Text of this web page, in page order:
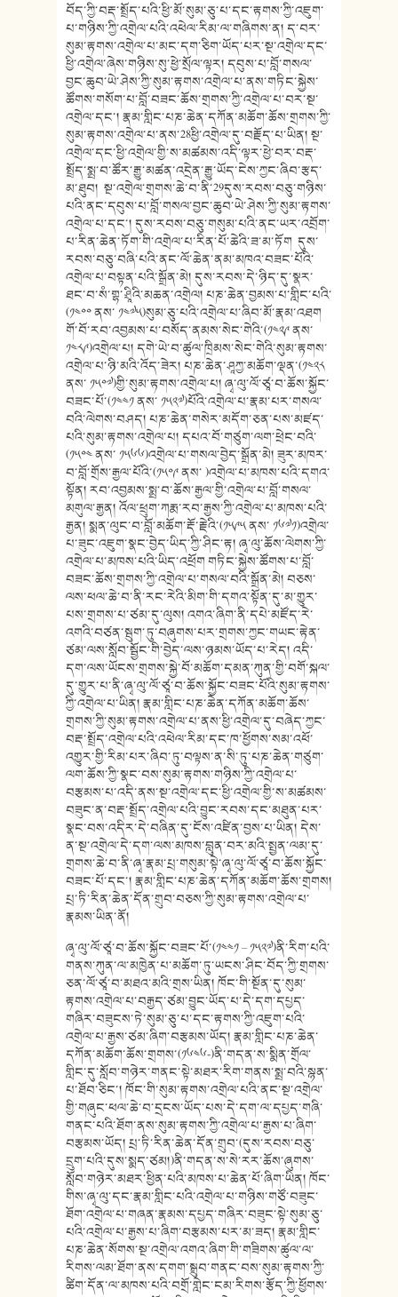
བོད་ཀྱི་བརྡ་སྤྲོད་པའི་ཕྱི་མོ་སུམ་ཅུ་པ་དང་རྟགས་ཀྱི་འཇུག་
པ་གཉིས་ཀྱི་འགྲེལ་པའི་འཕེལ་རིམ་ལ་གཞིགས་ན། ད་བར་
སུམ་རྟགས་འགྲེལ་པ་མང་དག་ཅིག་ཡོད་པར་སྔ་འགྲེལ་དང་
ཕྱི་འགྲེལ་ཞེས་གཉིས་སུ་ཕྱེ་སྲོལ་ལྟར། དབུས་པ་བློ་གསལ་
བྱང་ཆུབ་ཡེ་ཤེས་ཀྱི་སུམ་རྟགས་འགྲེལ་པ་ནས་གཏིང་སྐྱེས་
ཚོགས་གསོག་པ་བློ་བཟང་ཆོས་གྲགས་ཀྱི་འགྲེལ་པ་བར་སྔ་
འགྲེལ་དང་། རྣམ་གླིང་པཎ་ཆེན་དཀོན་མཆོག་ཆོས་གྲགས་ཀྱི་
སུམ་རྟགས་འགྲེལ་པ་ནས་28ཕྱི་འགྲེལ་དུ་བརྗོད་པ་ཡིན། སྔ་
འགྲེལ་དང་ཕྱི་འགྲེལ་གྱི་ས་མཚམས་འདི་ལྟར་ཕྱེ་བར་བརྡ་
སྤྲོད་སྨྲ་བ་ཚོར་རྒྱུ་མཚན་འདྲེན་རྒྱུ་ཡོད་ངེས་ཀྱང་ཞིབ་རྩད་
མ་ཐུབ། སྔ་འགྲེལ་གྲགས་ཆེ་བ་ནི་29དུས་རབས་བཅུ་གཉིས་
པའི་ནང་དབུས་པ་བློ་གསལ་བྱང་ཆུབ་ཡེ་ཤེས་ཀྱི་སུམ་རྟགས་
འགྲེལ་པ་དང་། དུས་རབས་བཅུ་གསུམ་པའི་ནང་ཡར་འབྲོག་
པ་རིན་ཆེན་ཏོག་གི་འགྲེལ་པ་རིན་པོ་ཆེའི་ཟ་མ་ཏོག དུས་
རབས་བཅུ་བཞི་པའི་ནང་ལོ་ཆེན་ནམ་མཁའ་བཟང་པོའི་
འགྲེལ་པ་བསྟན་པའི་སྒྲོན་མེ། དུས་རབས་དེ་ཉིད་དུ་སྣར་
ཐང་བ་སཾ་གྷ་ཤྲཱིའི་མཆན་འགྲེལ། པཎ་ཆེན་བྱམས་པ་གླིང་པའི་
(༡༤༠༠ ནས་ ༡༤༧༥)སུམ་ཅུ་པའི་འགྲེལ་པ་ཞིབ་མོ་རྣམ་འཐག
གོ་བོ་རབ་འབྱམས་པ་བསོད་ནམས་སེང་གེའི་(༡༤༢༩ ནས་
༡༤༨༩)འགྲེལ་པ། དགེ་ཡེ་བ་ཚུལ་ཁྲིམས་སེང་གེའི་སུམ་རྟགས་
འགྲེལ་པ་ཉི་མའི་འོད་ཟེར། པཎ་ཆེན་ཤཱཀྱ་མཆོག་ལྡན་(༡༤༢༨
ནས་ ༡༥༠༧)གྱི་སུམ་རྟགས་འགྲེལ་པ། ཞྭ་ལུ་ལོ་ཙཱ་བ་ཆོས་སྐྱོང་
བཟང་པོ་(༡༤༤༡ ནས་ ༡༥༢༧)པོའི་འགྲེལ་པ་རྣམ་པར་གསལ་
བའི་ལེགས་བཤད། པཎ་ཆེན་གསེར་མདོག་ཅན་པས་མཛད་
པའི་སུམ་རྟགས་འགྲེལ་པ། དཔའ་བོ་གཙུག་ལག་ཕྲེང་བའི་
(༡༥༠༤ ནས་ ༡༥༦༦)འགྲེལ་པ་གསལ་བྱེད་སྒྲོན་མེ། ཟུར་མཁར་
བ་བློ་གྲོས་རྒྱལ་པོའི་(༡༥༠༩ ནས་ )འགྲེལ་པ་མཁས་པའི་དགའ་
སྟོན། རབ་འབྱམས་སྨྲ་བ་ཆོས་རྒྱལ་གྱི་འགྲེལ་པ་བློ་གསལ་
མགུལ་རྒྱན། འོལ་ཕྲུག་ཀརྨ་རབ་རྒྱས་ཀྱི་འགྲེལ་པ་མཁས་པའི་
རྒྱན། སྨན་ལུང་བ་བློ་མཆོག་རྡོ་རྗེའི་(༡༥༩༥ ནས་ ༡༦༧༡)འགྲེལ་
པ་ཟུང་འཇུག་སྣང་བྱེད་ཡིད་ཀྱི་ཤིང་རྟ། ཞྭ་ལུ་ཆོས་ལེགས་ཀྱི་
འགྲེལ་པ་མཁས་པའི་ཡིད་འཕྲོག གཏིང་སྐྱེས་ཚོགས་པ་བློ་
བཟང་ཆོས་གྲགས་ཀྱི་འགྲེལ་པ་གསལ་བའི་སྒྲོན་མེ། བཅས་
ལས་ཕལ་ཆེ་བ་ནི་རང་རེའི་མིག་གི་དགའ་སྟོན་དུ་མ་གྱུར་
པས་གྲགས་པ་ཙམ་དུ་ལུས། འགའ་ཞིག་ནི་དཔེ་མཛོད་རེ་
འགའི་བཙན་སྦུག་ཏུ་བཞུགས་པར་གྲགས་ཀྱང་གཡང་རྟེན་
ཙམ་ལས་སློབ་སྦྱོང་གི་བྱེད་ལས་ཉམས་ཡོད་པ་རེད། འདི་
དག་ལས་ཡོངས་གྲགས་སྐྱེ་བོ་མཆོག་དམན་ཀུན་གྱི་བགོ་སྐལ་
དུ་གྱུར་པ་ནི་ཞྭ་ལུ་ལོ་ཙཱ་བ་ཆོས་སྐྱོང་བཟང་པོའི་སུམ་རྟགས་
ཀྱི་འགྲེལ་པ་ཡིན། རྣམ་གླིང་པཎ་ཆེན་དཀོན་མཆོག་ཆོས་
གྲགས་ཀྱི་སུམ་རྟགས་འགྲེལ་པ་ནས་ཕྱི་འགྲེལ་དུ་བཞེད་ཀྱང་
བརྡ་སྤྲོད་འགྲེལ་པའི་འཕེལ་རིམ་དང་ཁ་ཕྱོགས་སམ་འཕོ་
འགྱུར་གྱི་རིམ་པར་ཞིབ་ཏུ་བལྟས་ན་སི་ཏུ་པཎ་ཆེན་གཙུག་
ལག་ཆོས་ཀྱི་སྣང་བས་སུམ་རྟགས་གཉིས་ཀྱི་འགྲེལ་པ་
བརྩམས་པ་འདི་ནས་སྔ་འགྲེལ་དང་ཕྱི་འགྲེལ་གྱི་ས་མཚམས་
བཟུང་ན་བརྡ་སྤྲོད་འགྲེལ་པའི་བྱུང་རབས་དང་མཐུན་པར་
སྣང་བས་འདིར་དེ་བཞིན་དུ་ངོས་འཛིན་བྱས་པ་ཡིན། དེས་
ན་སྔ་འགྲེལ་དེ་དག་ལས་མཁས་བླུན་བར་མའི་སྤྱན་ལམ་དུ་
གྲགས་ཆེ་བ་ནི་ཞྭ་རྣམ་པྲ་གསུམ་སྟེ་ཞྭ་ལུ་ལོ་ཙཱ་བ་ཆོས་སྐྱོང་
བཟང་པོ་དང་། རྣམ་གླིང་པཎ་ཆེན་དཀོན་མཆོག་ཆོས་གྲགས།
པྲ་ཏི་རིན་ཆེན་དོན་གྲུབ་བཅས་ཀྱི་སུམ་རྟགས་འགྲེལ་པ་
རྣམས་ཡིན་ནོ།
ཞྭ་ལུ་ལོ་ཙཱ་བ་ཆོས་སྐྱོང་བཟང་པོ་(༡༤༤༡ – ༡༥༢༧)ནི་རིག་པའི་
གནས་ཀུན་ལ་མཁྱེན་པ་མཆོག་ཏུ་ཡངས་ཤིང་བོད་ཀྱི་གྲགས་
ཅན་ལོ་ཙཱ་བ་མཐའ་མའི་གྲས་ཡིན། ཁོང་གི་སྔོན་དུ་སུམ་
རྟགས་འགྲེལ་པ་བརྒྱད་ཙམ་བྱུང་ཡོད་པ་དེ་དག་དཔྱད་
གཞིར་བཟུངས་ཏེ་སུམ་ཅུ་པ་དང་རྟགས་ཀྱི་འཇུག་པའི་
འགྲེལ་པ་རྒྱས་ཙམ་ཞིག་བརྩམས་ཡོད། རྣམ་གླིང་པཎ་ཆེན་
དཀོན་མཆོག་ཆོས་གྲགས་(༡༦༤༦-)ནི་གདན་ས་སྨིན་གྲོལ་
གླིང་དུ་སློབ་གཉེར་གནང་སྟེ་མཐར་རིག་གནས་སྨྲ་བའི་སྙན་
པ་ཐོབ་ཅིང་། ཁོང་གི་སུམ་རྟགས་འགྲེལ་པའི་ནང་སྔ་འགྲེལ་
གྱི་གཞུང་ཕལ་ཆེ་བ་དྲངས་ཡོད་པས་དེ་དག་ལ་དཔྱད་གཞི་
གནང་པའི་ཐོག་ནས་སུམ་རྟགས་ཀྱི་འགྲེལ་པ་རྒྱས་པ་ཞིག་
བརྩམས་ཡོད། པྲ་ཏི་རིན་ཆེན་དོན་གྲུབ་(དུས་རབས་བཅུ་
དྲུག་པའི་དུས་སྨད་ཙམ།)ནི་གདན་ས་སེ་རར་ཆོས་ཞུགས་
སློབ་གཉེར་མཐར་ཕྱིན་པའི་མཁས་པ་ཆེན་པོ་ཞིག་ཡིན། ཁོང་
གིས་ཞྭ་ལུ་དང་རྣམ་གླིང་པའི་འགྲེལ་པ་གཉིས་གཙོ་བཟུང་
ཐོག་འགྲེལ་པ་གཞན་རྣམས་དཔྱད་གཞིར་བཟུང་སྟེ་སུམ་ཅུ་
པའི་འགྲེལ་པ་རྒྱས་པ་ཞིག་བརྩམས་པར་མ་ཟད། རྣམ་གླིང་
པཎ་ཆེན་སོགས་སྔ་འགྲེལ་འགའ་ཞིག་གི་གཟིགས་ཚུལ་ལ་
རིགས་ལམ་ཐོག་ནས་དགག་སྒྲུབ་གནང་བས་སུམ་རྟགས་ཀྱི་
ཚིག་དོན་ལ་མཁས་པའི་བགྲོ་གླེང་ངམ་རིགས་རྩོད་ཀྱི་ཕྱོགས་